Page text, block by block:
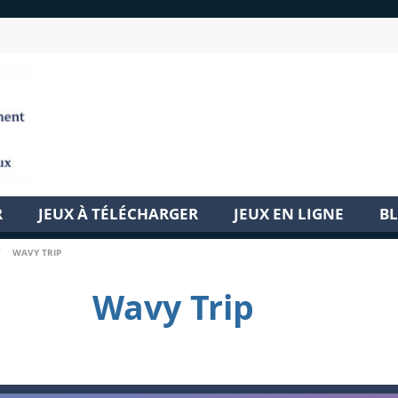
JEUX À TÉLÉCHARGER JEUX EN LIGNE
WAVY TRIP
Wavy Trip